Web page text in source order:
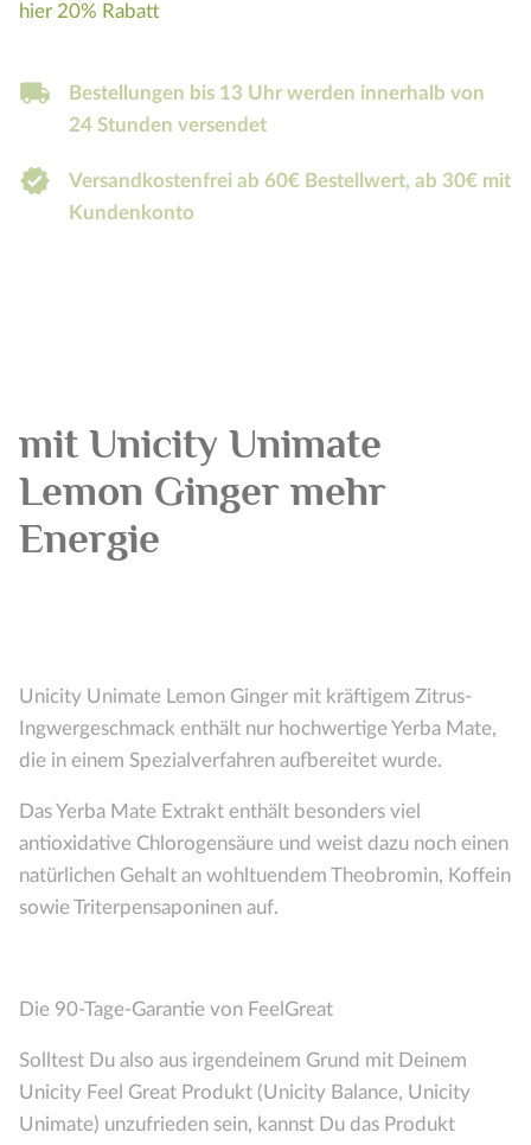
hier 20% Rabatt
local_shipping
Bestellungen bis 13 Uhr werden innerhalb von
24 Stunden versendet
verified
Versandkostenfrei ab 60€ Bestellwert, ab 30€ mit
Kundenkonto
mit Unicity Unimate
Lemon Ginger mehr
Energie
Unicity Unimate Lemon Ginger mit kräftigem Zitrus-
Ingwergeschmack enthält nur hochwertige Yerba Mate,
die in einem Spezialverfahren aufbereitet wurde.
Das Yerba Mate Extrakt enthält besonders viel
antioxidative Chlorogensäure und weist dazu noch einen
natürlichen Gehalt an wohltuendem Theobromin, Koffein
sowie Triterpensaponinen auf.
Die 90-Tage-Garantie von FeelGreat
Solltest Du also aus irgendeinem Grund mit Deinem
Unicity Feel Great Produkt (Unicity Balance, Unicity
Unimate) unzufrieden sein, kannst Du das Produkt